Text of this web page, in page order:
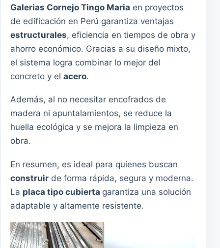
Galerias Cornejo Tingo Maria en proyectos
de edificación en Perú garantiza ventajas
estructurales, eficiencia en tiempos de obra y
ahorro económico. Gracias a su diseño mixto,
el sistema logra combinar lo mejor del
concreto y el acero.
Además, al no necesitar encofrados de
madera ni apuntalamientos, se reduce la
huella ecológica y se mejora la limpieza en
obra.
En resumen, es ideal para quienes buscan
construir de forma rápida, segura y moderna.
La placa tipo cubierta garantiza una solución
adaptable y altamente resistente.